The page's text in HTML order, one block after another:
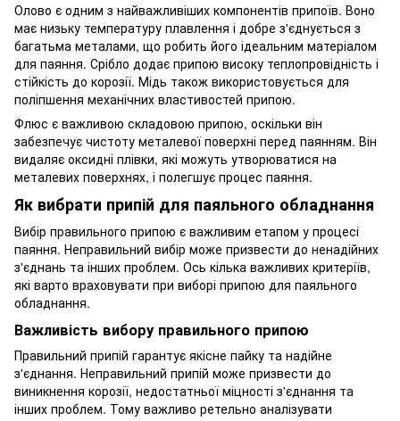
Олово є одним з найважливіших компонентів припоїв. Воно
має низьку температуру плавлення і добре з'єднується з
багатьма металами, що робить його ідеальним матеріалом
для паяння. Срібло додає припою високу теплопровідність і
стійкість до корозії. Мідь також використовується для
поліпшення механічних властивостей припою.
Флюс є важливою складовою припою, оскільки він
забезпечує чистоту металевої поверхні перед паянням. Він
видаляє оксидні плівки, які можуть утворюватися на
металевих поверхнях, і полегшує процес паяння.
Як вибрати припій для паяльного обладнання
Вибір правильного припою є важливим етапом у процесі
паяння. Неправильний вибір може призвести до ненадійних
з'єднань та інших проблем. Ось кілька важливих критеріїв,
які варто враховувати при виборі припою для паяльного
обладнання.
Важливість вибору правильного припою
Правильний припій гарантує якісне пайку та надійне
з'єднання. Неправильний припій може призвести до
виникнення корозії, недостатньої міцності з'єднання та
інших проблем. Тому важливо ретельно аналізувати